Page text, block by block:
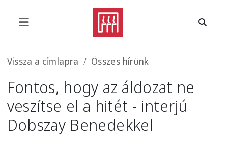
Morzsa
Vissza a címlapra Összes hírünk
Fontos, hogy az áldozat ne
veszítse el a hitét - interjú
Dobszay Benedekkel